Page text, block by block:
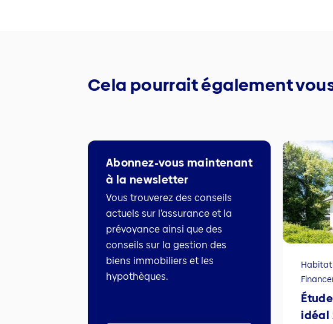
Cela pourrait également
Abonnez-vous maintenant
à la newsletter
Vous trouverez des conseils
actuels sur l’assurance et la
prévoyance ainsi que des
conseils sur la gestion des
biens immobiliers et les
hypothèques.
idéal